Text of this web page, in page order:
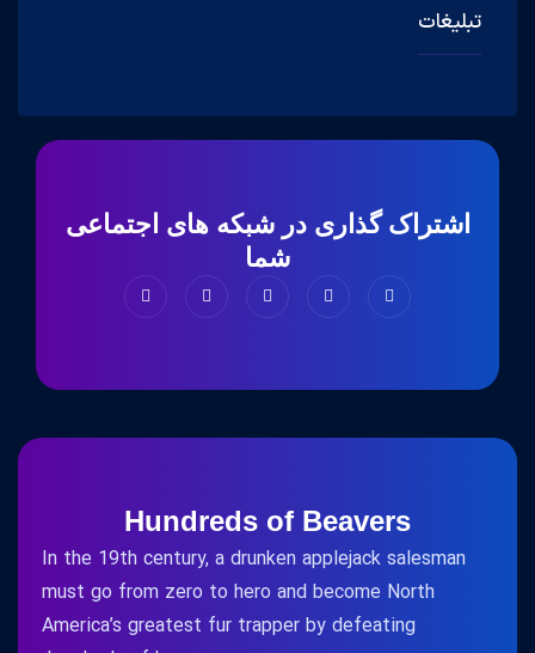
تبلیغات
اشتراک گذاری در شبکه های اجتماعی
شما
Hundreds of Beavers
In the 19th century, a drunken applejack salesman
must go from zero to hero and become North
America’s greatest fur trapper by defeating